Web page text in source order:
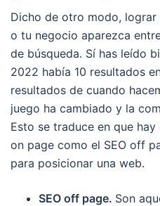
Dicho de otro modo,
o tu negocio aparezca
de búsqueda. Sí has leído
2022 había 10 resultados
resultados de cuando
juego ha cambiado y la
Esto se traduce en que
on page como el SEO off
para posicionar una web.
SEO off page. Son